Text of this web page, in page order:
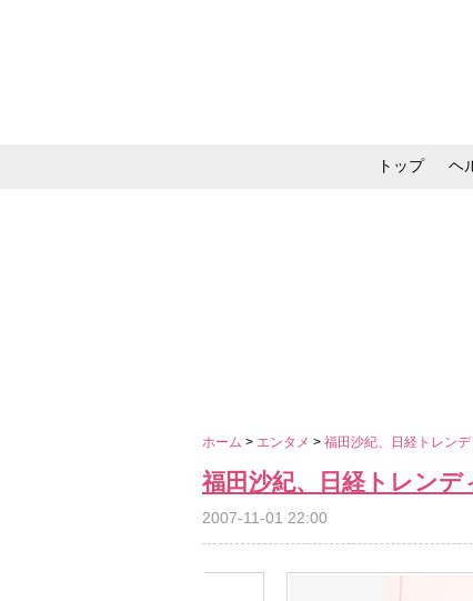
トップ ヘ
ホーム > エンタメ > 福田沙紀、日経トレンデ
福田沙紀、日経トレンデ
2007-11-01 22:00